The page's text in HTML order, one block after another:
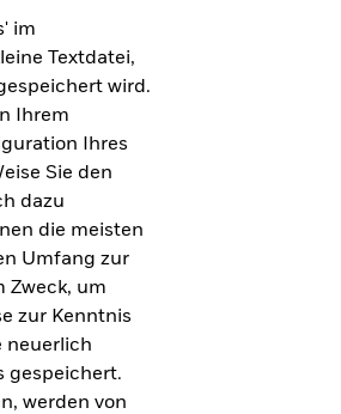
im
Textdatei,
wird.
Ihrem
Ihres
Sie den
dazu
die meisten
Umfang zur
Zweck, um
zur Kenntnis
neuerlich
gespeichert.
werden von